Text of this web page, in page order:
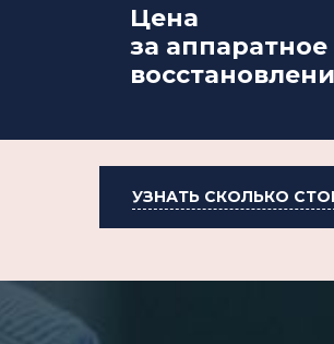
Цена
за аппаратное
УЗНАТЬ СКОЛЬКО